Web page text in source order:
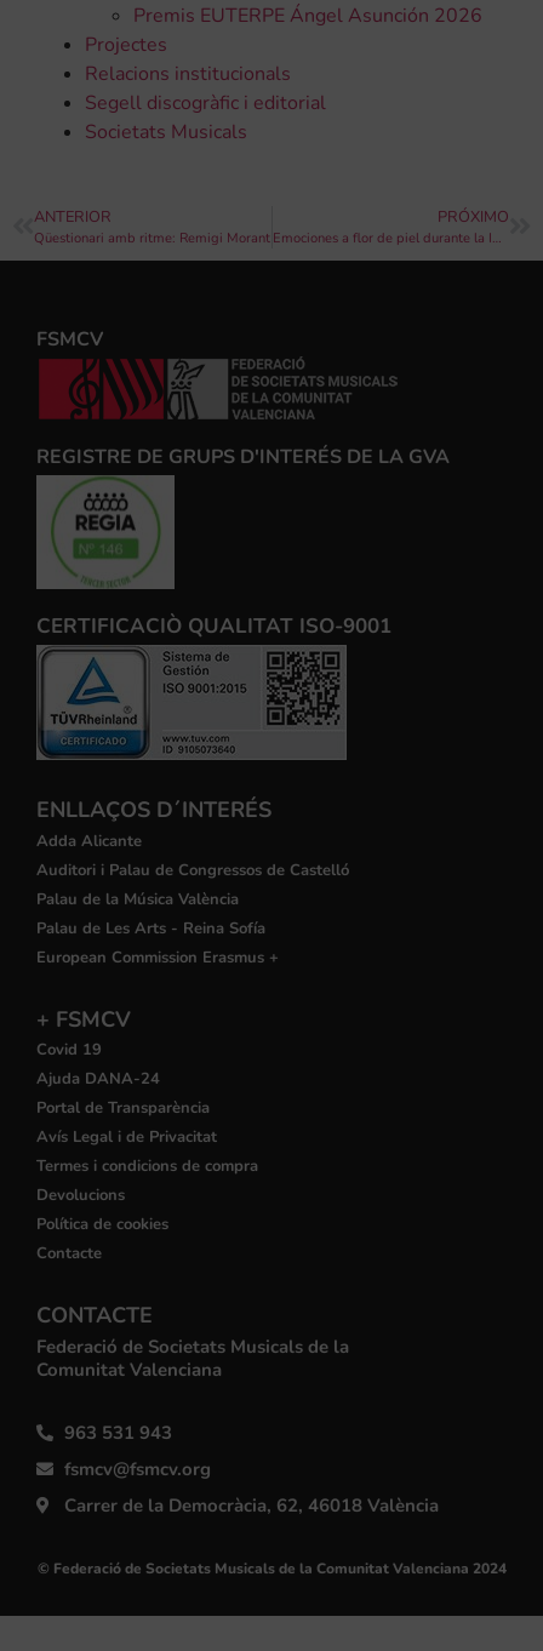
Premis EUTERPE Ángel Asunción 2026
Projectes
Relacions institucionals
Segell discogràfic i editorial
Societats Musicals
ANTERIOR
Qüestionari amb ritme: Remigi Morant
PRÓXIMO
Emociones a flor de piel durante la IV GALA DE LA MÚSICA DEL CAMP DE MORVEDRE
FSMCV
REGISTRE DE GRUPS D'INTERÉS DE LA GVA
CERTIFICACIÒ QUALITAT ISO-9001
ENLLAÇOS D´INTERÉS
Adda Alicante
Auditori i Palau de Congressos de Castelló
Palau de la Música València
Palau de Les Arts - Reina Sofía
European Commission Erasmus +
+ FSMCV
Covid 19
Ajuda DANA-24
Portal de Transparència
Avís Legal i de Privacitat
Termes i condicions de compra
Devolucions
Política de cookies
Contacte
CONTACTE
Federació de Societats Musicals de la
Comunitat Valenciana
963 531 943
fsmcv@fsmcv.org
Carrer de la Democràcia, 62, 46018 València
© Federació de Societats Musicals de la Comunitat Valenciana 2024